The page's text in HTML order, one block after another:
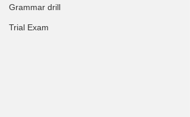
Grammar drill
Trial Exam